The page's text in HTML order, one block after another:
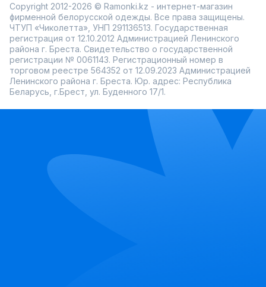
Copyright 2012-2026 © Ramonki.kz - интернет-магазин
фирменной белорусской одежды. Все права защищены.
ЧТУП «Чиколетта», УНП 291136513. Государственная
регистрация от 12.10.2012 Администрацией Ленинского
района г. Бреста. Свидетельство о государственной
регистрации № 0061143. Регистрационный номер в
торговом реестре 564352 от 12.09.2023 Администрацией
Ленинского района г. Бреста. Юр. адрес: Республика
Беларусь, г.Брест, ул. Буденного 17/1.